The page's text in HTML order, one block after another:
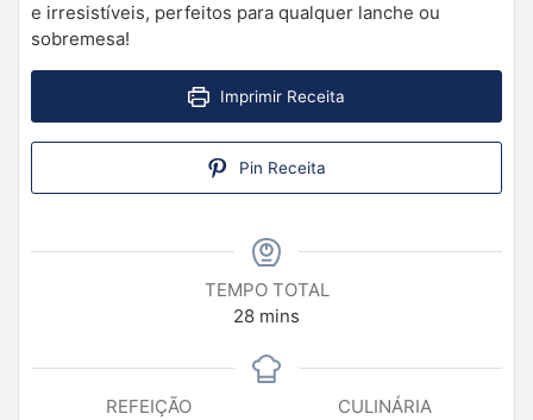
e irresistíveis, perfeitos para qualquer lanche ou
sobremesa!
Imprimir Receita
Pin Receita
TEMPO TOTAL
28 mins
REFEIÇÃO
CULINÁRIA